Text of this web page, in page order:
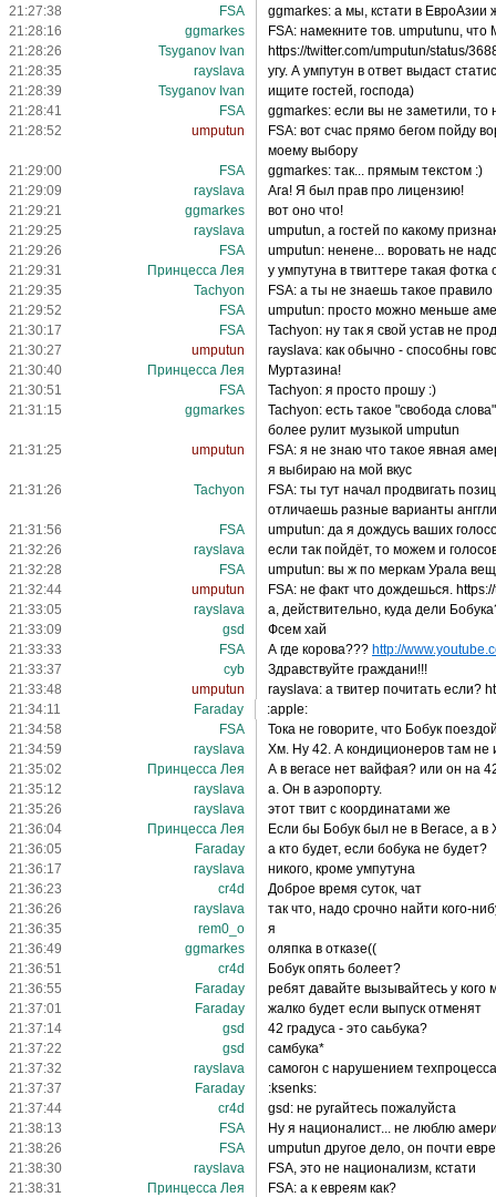
21:27:38
FSA
ggmarkes: а мы, кстати в ЕвроАзии
21:28:16
ggmarkes
FSA: намекните тов. umputunu,
21:28:26
Tsyganov Ivan
https://twitter.com/umputun/status/
21:28:35
rayslava
угу. А умпутун в ответ выдаст
21:28:39
Tsyganov Ivan
ищите гостей, господа)
21:28:41
FSA
ggmarkes: если вы не заметили, то
21:28:52
umputun
FSA: вот счас прямо бегом пойду
моему выбору
21:29:00
FSA
ggmarkes: так... прямым текстом :)
21:29:09
rayslava
Ага! Я был прав про лицензию!
21:29:21
ggmarkes
вот оно что!
21:29:25
rayslava
umputun, а гостей по какому
21:29:26
FSA
umputun: ненене... воровать не
21:29:31
Принцесса Лея
у умпутуна в твиттере такая фотка
21:29:35
Tachyon
FSA: а ты не знаешь такое
21:29:52
FSA
umputun: просто можно меньше
21:30:17
FSA
Tachyon: ну так я свой устав не
21:30:27
umputun
rayslava: как обычно - способны
21:30:40
Принцесса Лея
Муртазина!
21:30:51
FSA
Tachyon: я просто прошу :)
21:31:15
ggmarkes
Tachyon: есть такое "свобода
более рулит музыкой umputun
21:31:25
umputun
FSA: я не знаю что такое явная
я выбираю на мой вкус
21:31:26
Tachyon
FSA: ты тут начал продвигать
отличаешь разные варианты
21:31:56
FSA
umputun: да я дождусь ваших
21:32:26
rayslava
если так пойдёт, то можем и
21:32:28
FSA
umputun: вы ж по меркам Урала
21:32:44
umputun
FSA: не факт что дождешься.
21:33:05
rayslava
а, действительно, куда дели
21:33:09
gsd
Фсем хай
21:33:33
FSA А где корова??? http://
21:33:37
cyb
Здравствуйте граждани!!!
21:33:48
umputun
rayslava: а твитер почитать если?
21:34:11
Faraday
:apple:
21:34:58
FSA
Тока не говорите, что Бобук
21:34:59
rayslava
Хм. Ну 42. А кондиционеров там не
21:35:02
Принцесса Лея
А в вегасе нет вайфая? или он на
21:35:12
rayslava
а. Он в аэропорту.
21:35:26
rayslava
этот твит с координатами же
21:36:04
Принцесса Лея
Если бы Бобук был не в Вегасе, а
21:36:05
Faraday
а кто будет, если бобука не будет?
21:36:17
rayslava
никого, кроме умпутуна
21:36:23
cr4d
Доброе время суток, чат
21:36:26
rayslava
так что, надо срочно найти кого-
21:36:35
rem0_o
я
21:36:49
ggmarkes
оляпка в отказе((
21:36:51
cr4d
Бобук опять болеет?
21:36:55
Faraday
ребят давайте вызывайтесь у
21:37:01
Faraday
жалко будет если выпуск отменят
21:37:14
gsd
42 градуса - это саьбука?
21:37:22
gsd
самбука*
21:37:32
rayslava
самогон с нарушением техпроцесса
21:37:37
Faraday
:ksenks:
21:37:44
cr4d
gsd: не ругайтесь пожалуйста
21:38:13
FSA
Ну я националист... не люблю
21:38:26
FSA
umputun другое дело, он почти
21:38:30
rayslava
FSA, это не национализм, кстати
21:38:31
Принцесса Лея
FSA: а к евреям как?